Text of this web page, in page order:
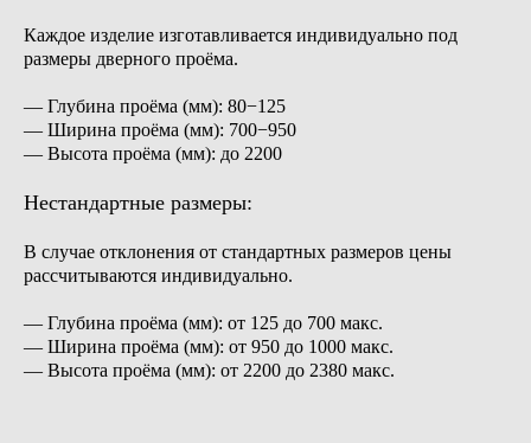
Каждое изделие изготавливается индивидуально под
размеры дверного проёма.
— Глубина проёма (мм): 80−125
— Ширина проёма (мм): 700−950
— Высота проёма (мм): до 2200
Нестандартные размеры:
В случае отклонения от стандартных размеров цены
рассчитываются индивидуально.
— Глубина проёма (мм): от 125 до 700 макс.
— Ширина проёма (мм): от 950 до 1000 макс.
— Высота проёма (мм): от 2200 до 2380 макс.